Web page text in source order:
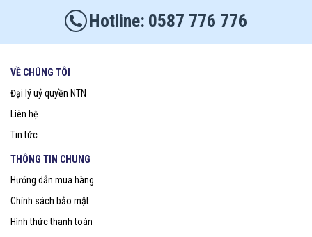
0587 776 776
VỀ CHÚNG TÔI
Đại lý uỷ quyền NTN
Liên hệ
Tin tức
THÔNG TIN CHUNG
Hướng dẫn mua hàng
Chính sách bảo mật
Hình thức thanh toán